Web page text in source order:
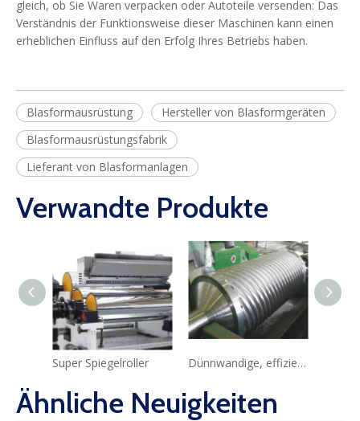
gleich, ob Sie Waren verpacken oder Autoteile versenden: Das
Verständnis der Funktionsweise dieser Maschinen kann einen
erheblichen Einfluss auf den Erfolg Ihres Betriebs haben.
Blasformausrüstung
Hersteller von Blasformgeräten
Blasformausrüstungsfabrik
Lieferant von Blasformanlagen
Verwandte Produkte
Super Spiegelroller Dünnwandige, effiziente Walze
Ähnliche Neuigkeiten